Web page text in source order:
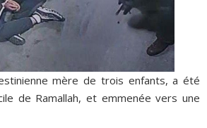
mère de trois enfants, a été
de Ramallah, et emmenée vers une